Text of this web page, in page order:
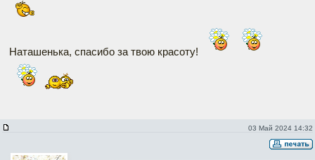
Наташенька, спасибо за твою красоту!
03 Май 2024 14:32